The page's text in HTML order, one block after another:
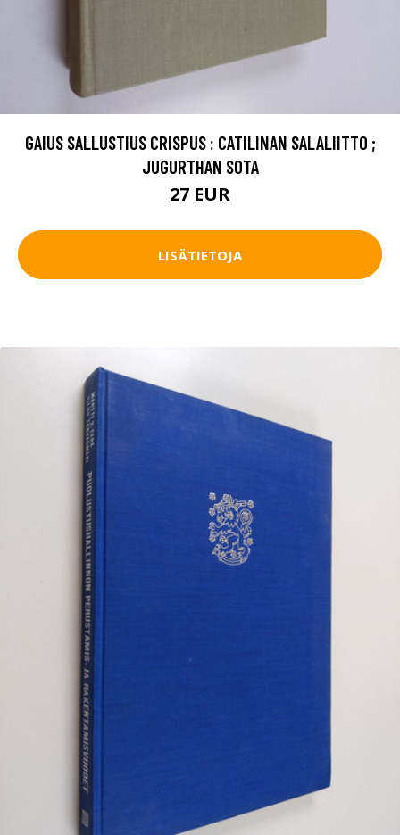
GAIUS SALLUSTIUS CRISPUS : CATILINAN SALALIITTO ;
JUGURTHAN SOTA
27 EUR
LISÄTIETOJA